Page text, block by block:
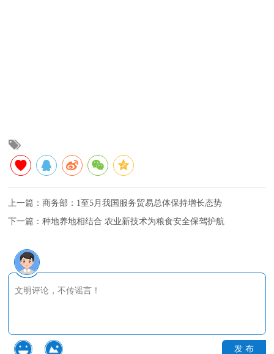
上一篇：商务部：1至5月我国服务贸易总体保持增长态势
下一篇：种地养地相结合 农业新技术为粮食安全保驾护航
发 布